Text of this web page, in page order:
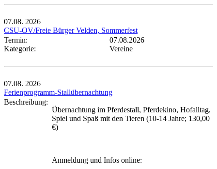
07.08. 2026
CSU-OV/Freie Bürger Velden, Sommerfest
Termin:
07.08.2026
Kategorie:
Vereine
07.08. 2026
Ferienprogramm-Stallübernachtung
Beschreibung:
Übernachtung im Pferdestall, Pferdekino, Hofalltag,
Spiel und Spaß mit den Tieren (10-14 Jahre; 130,00
€)
Anmeldung und Infos online: